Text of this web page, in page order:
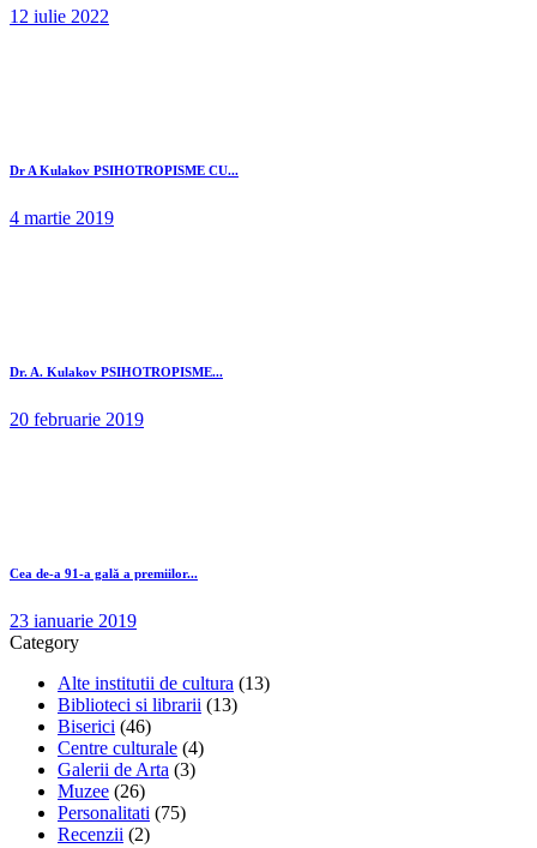
12 iulie 2022
Dr A Kulakov PSIHOTROPISME CU...
4 martie 2019
Dr. A. Kulakov PSIHOTROPISME...
20 februarie 2019
Cea de-a 91-a gală a premiilor...
23 ianuarie 2019
Category
Alte institutii de cultura (13)
Biblioteci si librarii (13)
Biserici (46)
Centre culturale (4)
Galerii de Arta (3)
Muzee (26)
Personalitati (75)
Recenzii (2)